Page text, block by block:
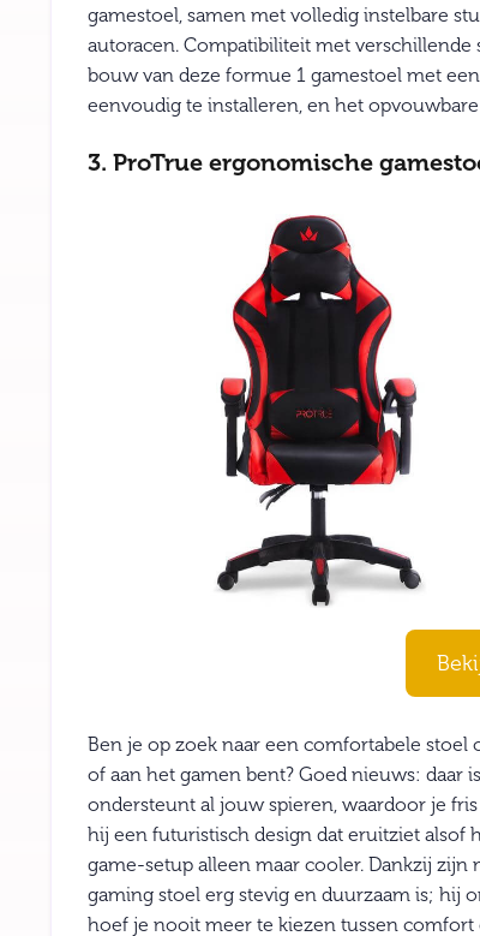
gamestoel, samen met volledig instelbare
autoracen. Compatibiliteit met
bouw van deze formue 1 gamestoel met
eenvoudig te installeren, en het
3. ProTrue ergonomische
Ben je op zoek naar een comfortabele
of aan het gamen bent? Goed nieuws: daar
ondersteunt al jouw spieren, waardoor je
hij een futuristisch design dat eruitziet alsof
game-setup alleen maar cooler. Dankzij
gaming stoel erg stevig en duurzaam is; hij
hoef je nooit meer te kiezen tussen